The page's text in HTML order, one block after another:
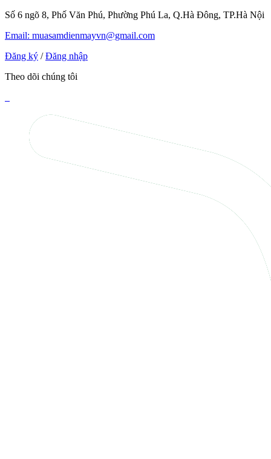
Số 6 ngõ 8, Phố Văn Phú, Phường Phú La, Q.Hà Đông, TP.Hà Nội
Email: muasamdienmayvn@gmail.com
Đăng ký / Đăng nhập
Theo dõi chúng tôi